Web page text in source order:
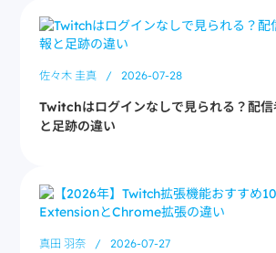
佐々木 圭真 / 2026-07-28
Twitchはログインなしで見られる？配信
と足跡の違い
真田 羽奈 / 2026-07-27